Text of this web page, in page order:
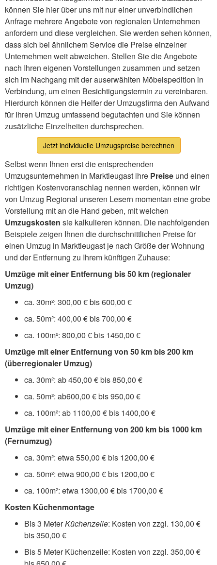
können Sie hier über uns mit nur einer unverbindlichen
Anfrage mehrere Angebote von regionalen Unternehmen
anfordern und diese vergleichen. Sie werden sehen können,
dass sich bei ähnlichem Service die Preise einzelner
Unternehmen weit abweichen. Stellen Sie die Angebote
nach Ihren eigenen Vorstellungen zusammen und setzen
sich im Nachgang mit der auserwählten Möbelspedition in
Verbindung, um einen Besichtigungstermin zu vereinbaren.
Hierdurch können die Helfer der Umzugsfirma den Aufwand
für Ihren Umzug umfassend begutachten und Sie können
zusätzliche Einzelheiten durchsprechen.
Jetzt individuelle Umzugspreise berechnen
Selbst wenn Ihnen erst die entsprechenden
Umzugsunternehmen in Marktleugast ihre Preise und einen
richtigen Kostenvoranschlag nennen werden, können wir
von Umzug Regional unseren Lesern momentan eine grobe
Vorstellung mit an die Hand geben, mit welchen
Umzugskosten sie kalkulieren können. Die nachfolgenden
Beispiele zeigen Ihnen die durchschnittlichen Preise für
einen Umzug in Marktleugast je nach Größe der Wohnung
und der Entfernung zu Ihrem künftigen Zuhause:
Umzüge mit einer Entfernung bis 50 km (regionaler
Umzug)
ca. 30m²: 300,00 € bis 600,00 €
ca. 50m²: 400,00 € bis 700,00 €
ca. 100m²: 800,00 € bis 1450,00 €
Umzüge mit einer Entfernung von 50 km bis 200 km
(überregionaler Umzug)
ca. 30m²: ab 450,00 € bis 850,00 €
ca. 50m²: ab600,00 € bis 950,00 €
ca. 100m²: ab 1100,00 € bis 1400,00 €
Umzüge mit einer Entfernung von 200 km bis 1000 km
(Fernumzug)
ca. 30m²: etwa 550,00 € bis 1200,00 €
ca. 50m²: etwa 900,00 € bis 1200,00 €
ca. 100m²: etwa 1300,00 € bis 1700,00 €
Kosten Küchenmontage
Bis 3 MeterKüchenzeile: Kosten von zzgl. 130,00 €
bis 350,00 €
Bis 5 Meter Küchenzeile: Kosten von zzgl. 350,00 €